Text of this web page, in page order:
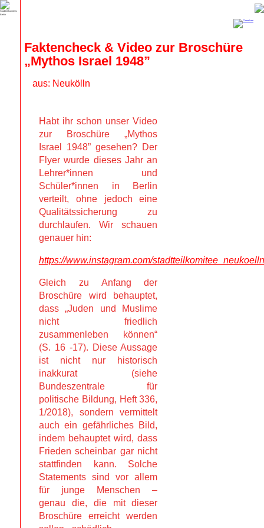
Faktencheck & Video zur Broschüre
„Mythos Israel 1948”
aus: Neukölln
Habt ihr schon unser Video
zur Broschüre „Mythos
Israel 1948” gesehen? Der
Flyer wurde dieses Jahr an
Lehrer*innen und
Schüler*innen in Berlin
verteilt, ohne jedoch eine
Qualitätssicherung zu
durchlaufen. Wir schauen
genauer hin:
https://www.instagram.com/stadtteilkomitee_neukoelln
Gleich zu Anfang der
Broschüre wird behauptet,
dass „Juden und Muslime
nicht friedlich
zusammenleben können“
(S. 16 -17). Diese Aussage
ist nicht nur historisch
inakkurat (siehe
Bundeszentrale für
politische Bildung, Heft 336,
1/2018), sondern vermittelt
auch ein gefährliches Bild,
indem behauptet wird, dass
Frieden scheinbar gar nicht
stattfinden kann. Solche
Statements sind vor allem
für junge Menschen –
genau die, die mit dieser
Broschüre erreicht werden